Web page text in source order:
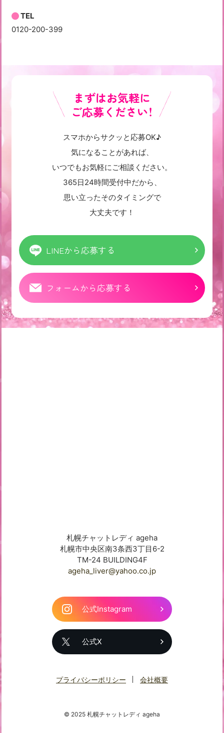
TEL
0120-200-399
まずはお気軽に
ご応募ください！
スマホからサクッと応募OK♪
気になることがあれば、
いつでもお気軽にご相談ください。
365日24時間受付中だから、
思い立ったそのタイミングで
大丈夫です！
LINEから応募する
フォームから応募する
札幌チャットレディ ageha
札幌市中央区南3条西3丁目6-2
TM-24 BUILDING4F
ageha_liver@yahoo.co.jp
公式Instagram
公式X
プライバシーポリシー 会社概要
© 2025 札幌チャットレディ ageha